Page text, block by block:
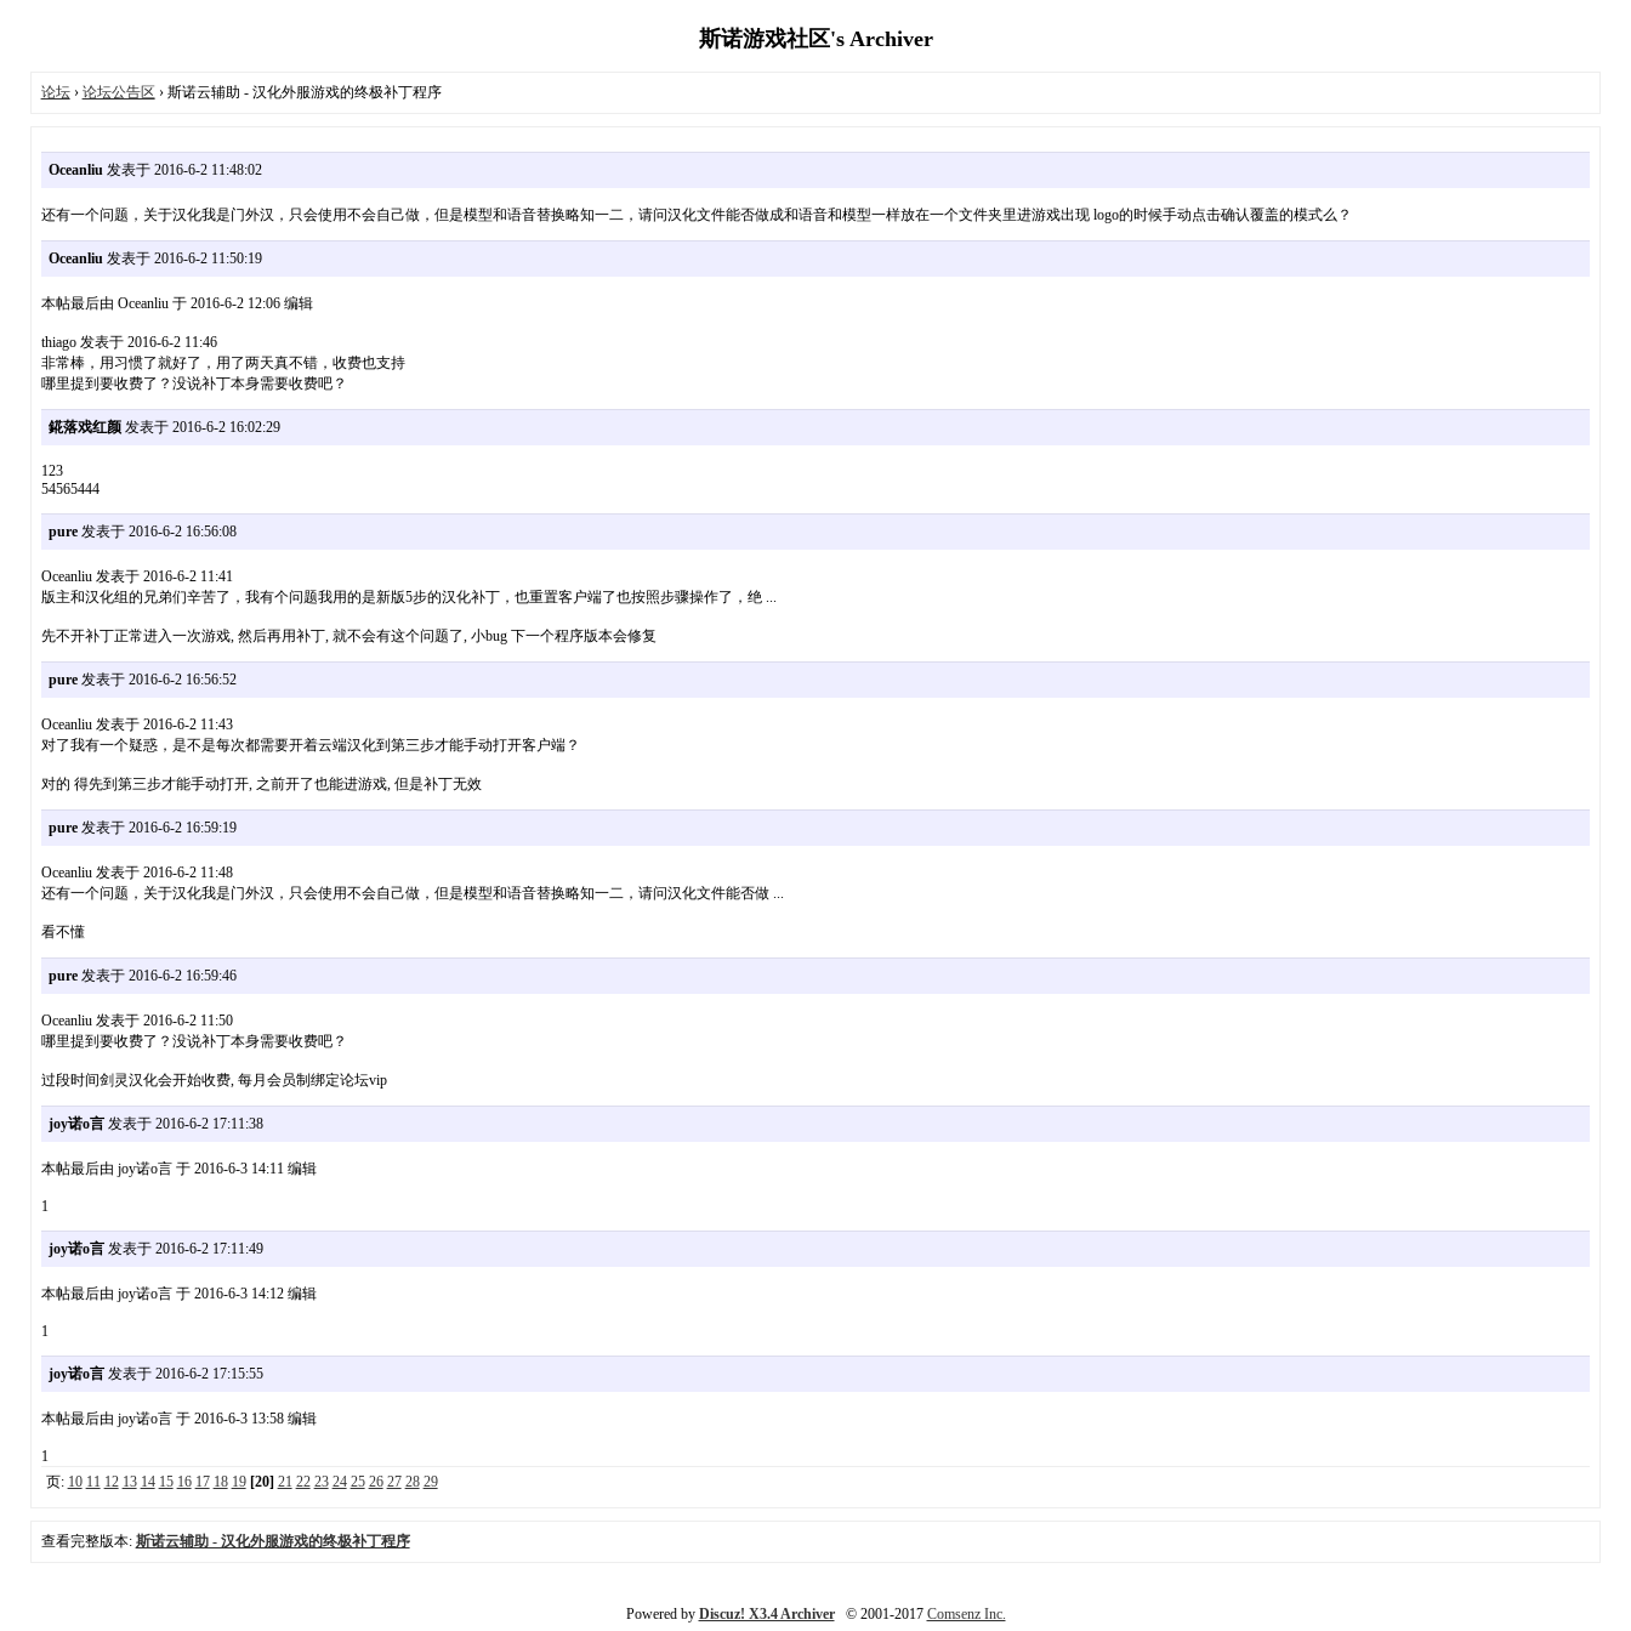
斯诺游戏社区's Archiver
论坛› 论坛公告区 › 斯诺云辅助 - 汉化外服游戏的终极补丁程序
Oceanliu发表于 2016-6-2 11:48:02
还有一个问题，关于汉化我是门外汉，只会使用不会自己做，但是模型和语音替换略知一二，请问汉化文件能否做成和语音和模型一样放在一个文件夹里进游戏出现 logo的时候手动点击确认覆盖的模式么？
Oceanliu发表于 2016-6-2 11:50:19
本帖最后由 Oceanliu 于 2016-6-2 12:06 编辑
thiago 发表于 2016-6-2 11:46
非常棒，用习惯了就好了，用了两天真不错，收费也支持
哪里提到要收费了？没说补丁本身需要收费吧？
錵落戏红颜发表于 2016-6-2 16:02:29
123
54565444
pure发表于 2016-6-2 16:56:08
Oceanliu 发表于 2016-6-2 11:41
版主和汉化组的兄弟们辛苦了，我有个问题我用的是新版5步的汉化补丁，也重置客户端了也按照步骤操作了，绝 ...
先不开补丁正常进入一次游戏, 然后再用补丁, 就不会有这个问题了, 小bug 下一个程序版本会修复
pure发表于 2016-6-2 16:56:52
Oceanliu 发表于 2016-6-2 11:43
对了我有一个疑惑，是不是每次都需要开着云端汉化到第三步才能手动打开客户端？
对的 得先到第三步才能手动打开, 之前开了也能进游戏, 但是补丁无效
pure发表于 2016-6-2 16:59:19
Oceanliu 发表于 2016-6-2 11:48
还有一个问题，关于汉化我是门外汉，只会使用不会自己做，但是模型和语音替换略知一二，请问汉化文件能否做 ...
看不懂
pure发表于 2016-6-2 16:59:46
Oceanliu 发表于 2016-6-2 11:50
哪里提到要收费了？没说补丁本身需要收费吧？
过段时间剑灵汉化会开始收费, 每月会员制绑定论坛vip
joy诺o言发表于 2016-6-2 17:11:38
本帖最后由 joy诺o言 于 2016-6-3 14:11 编辑
1
joy诺o言发表于 2016-6-2 17:11:49
本帖最后由 joy诺o言 于 2016-6-3 14:12 编辑
1
joy诺o言发表于 2016-6-2 17:15:55
本帖最后由 joy诺o言 于 2016-6-3 13:58 编辑
1
页: 10 11 12 13 14 15 16 17 18 19 [20] 21 22 23 24 25 26 27 28 29
查看完整版本: 斯诺云辅助 - 汉化外服游戏的终极补丁程序
Powered by Discuz! X3.4 Archiver© 2001-2017 Comsenz Inc.